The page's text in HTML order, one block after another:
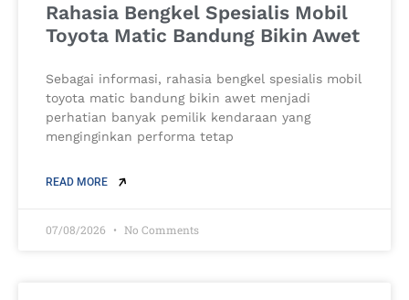
Rahasia Bengkel Spesialis Mobil
Toyota Matic Bandung Bikin Awet
Sebagai informasi, rahasia bengkel spesialis mobil
toyota matic bandung bikin awet menjadi
perhatian banyak pemilik kendaraan yang
menginginkan performa tetap
READ MORE
07/08/2026 No Comments